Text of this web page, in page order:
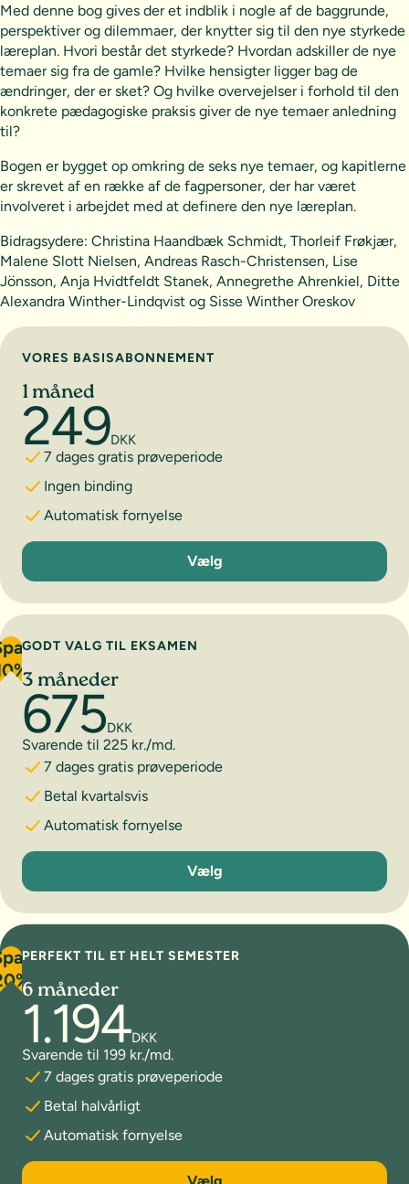
Med denne bog gives der et indblik i nogle af de baggrunde,
perspektiver og dilemmaer, der knytter sig til den nye styrkede
læreplan. Hvori består det styrkede? Hvordan adskiller de nye
temaer sig fra de gamle? Hvilke hensigter ligger bag de
ændringer, der er sket? Og hvilke overvejelser i forhold til den
konkrete pædagogiske praksis giver de nye temaer anledning
til?
Bogen er bygget op omkring de seks nye temaer, og kapitlerne
er skrevet af en række af de fagpersoner, der har været
involveret i arbejdet med at definere den nye læreplan.
Bidragsydere: Christina Haandbæk Schmidt, Thorleif Frøkjær,
Malene Slott Nielsen, Andreas Rasch-Christensen, Lise
Jönsson, Anja Hvidtfeldt Stanek, Annegrethe Ahrenkiel, Ditte
Alexandra Winther-Lindqvist og Sisse Winther Oreskov
Vælg abonnement
VORES BASISABONNEMENT
1 måned
249DKK
7 dages gratis prøveperiode
Ingen binding
Automatisk fornyelse
1 måned
Vælg
GODT VALG TIL EKSAMEN
3 måneder
675DKK
Svarende til 225 kr./md.
7 dages gratis prøveperiode
Betal kvartalsvis
Automatisk fornyelse
3 måneder
Vælg
PERFEKT TIL ET HELT SEMESTER
6 måneder
1.194DKK
Svarende til 199 kr./md.
7 dages gratis prøveperiode
Betal halvårligt
Automatisk fornyelse
6 måneder